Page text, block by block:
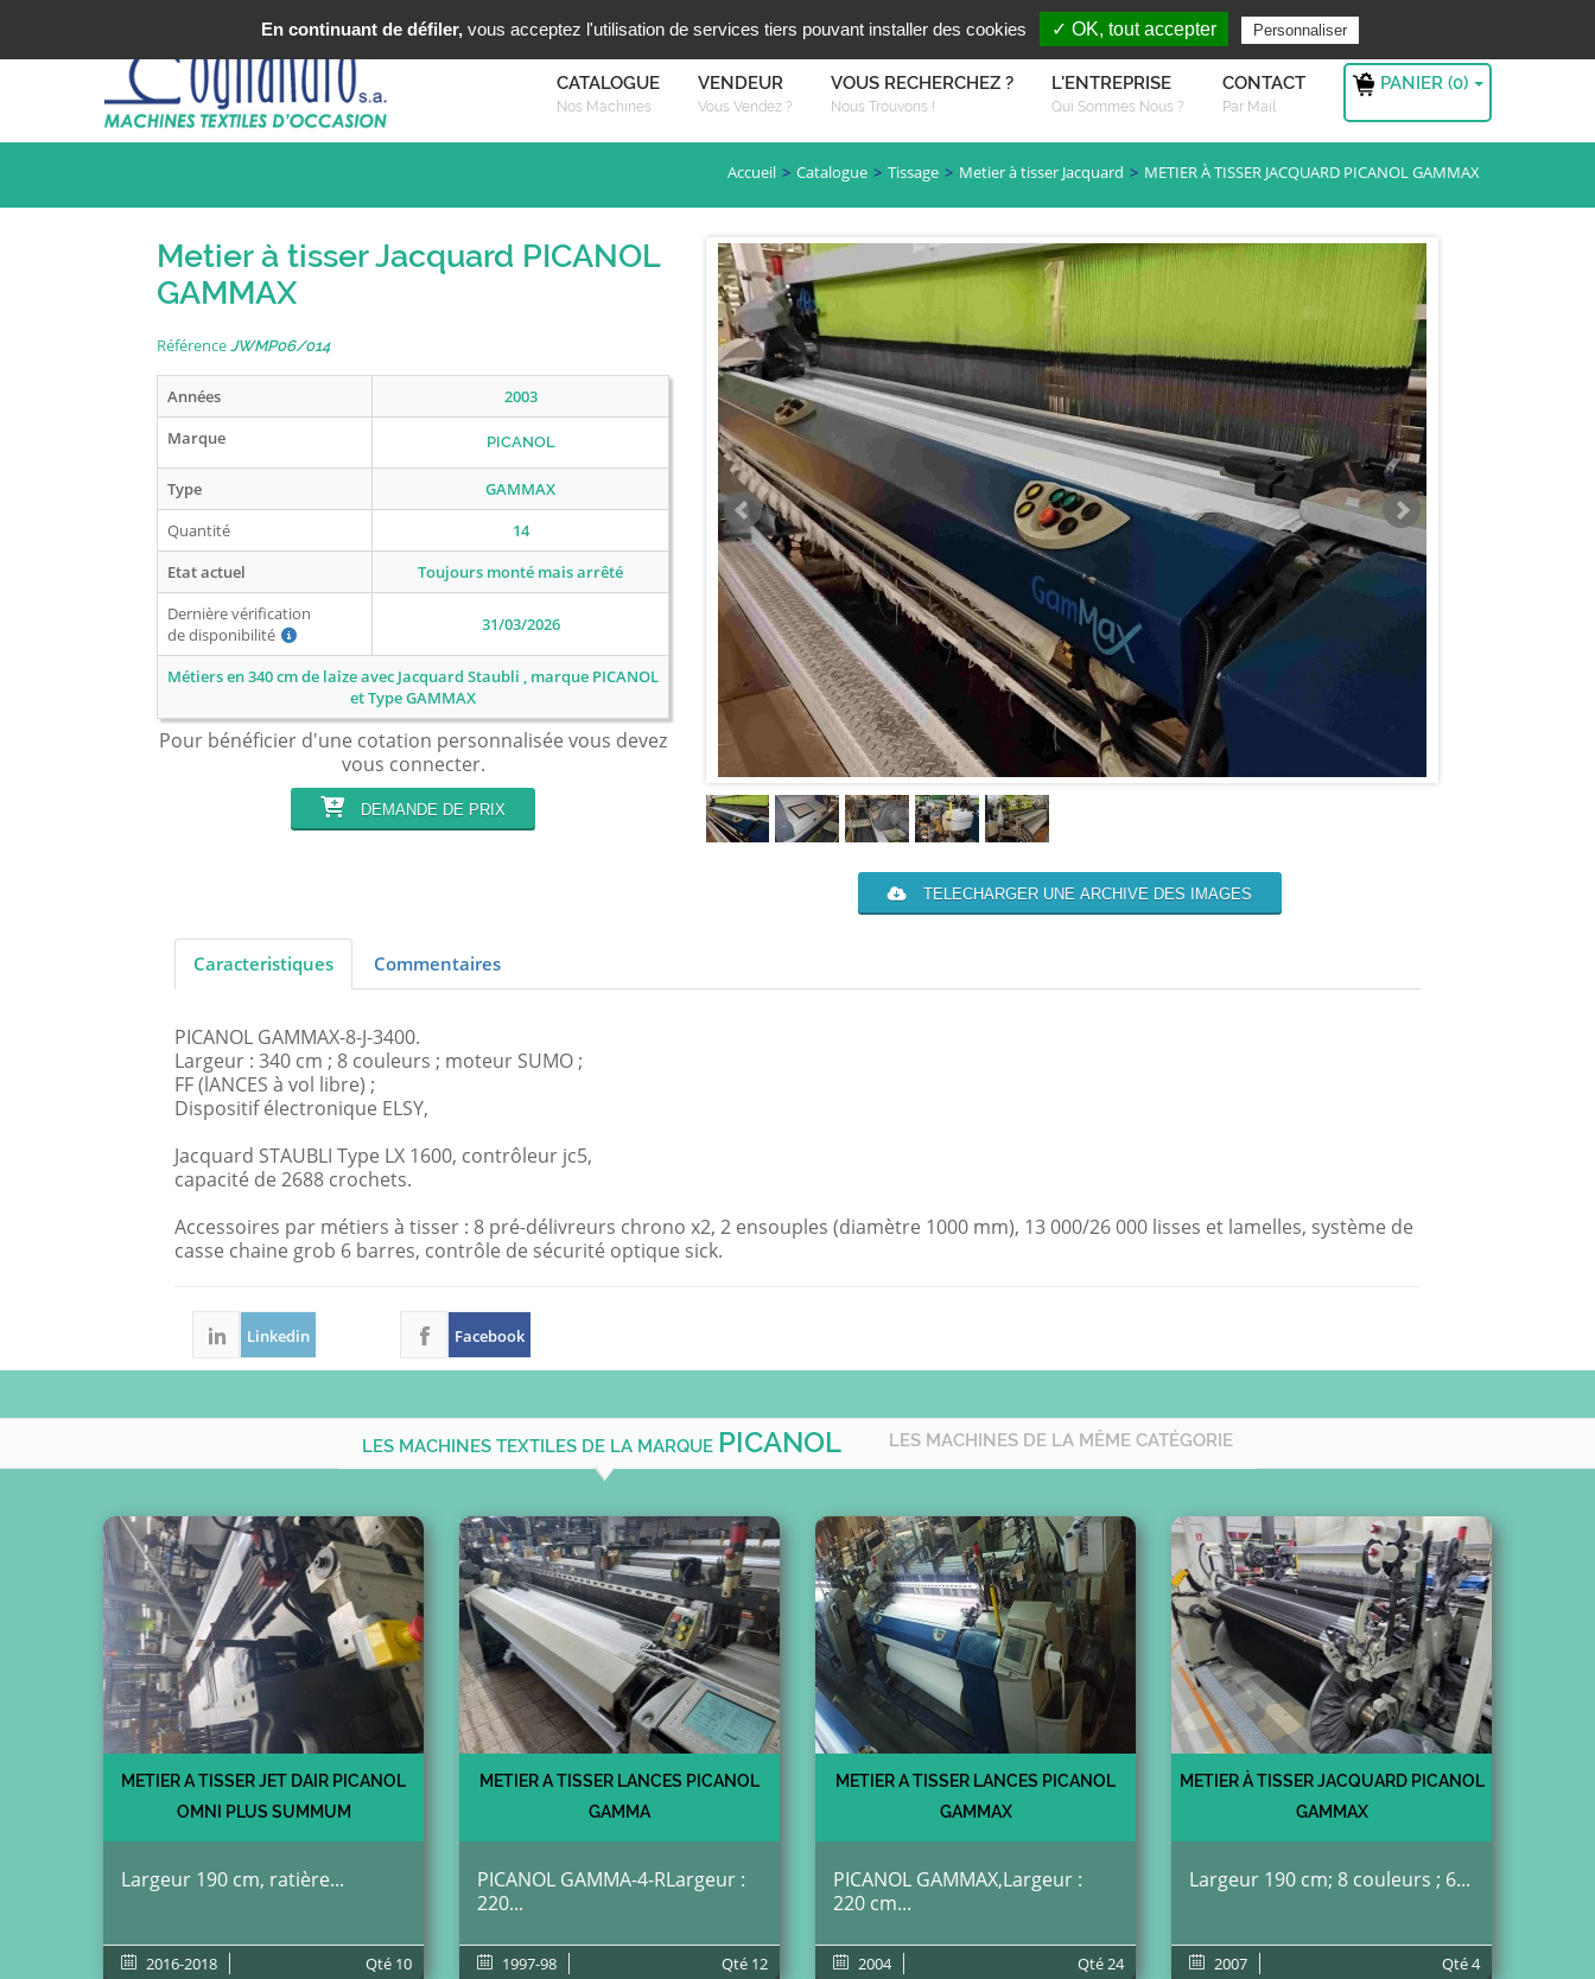
Tel : +33 (0)3 20 25 49 49 S'authentifier
Vous recherchez ?
CATALOGUE
Nos Machines
VENDEUR
Vous Vendez ?
VOUS RECHERCHEZ ?
Nous Trouvons !
L'ENTREPRISE
Qui Sommes Nous ?
CONTACT
Par Mail
PANIER (0)
Accueil Catalogue Tissage Metier à tisser Jacquard METIER À TISSER JACQUARD PICANOL GAMMAX
Metier à tisser Jacquard PICANOL
GAMMAX
Référence JWMP06/014
Années
2003
Marque
PICANOL
Type
GAMMAX
Quantité
14
Etat actuel
Toujours monté mais arrêté
Dernière vérification
de disponibilité
31/03/2026
Métiers en 340 cm de laize avec Jacquard Staubli , marque PICANOL
et Type GAMMAX
Pour bénéficier d'une cotation personnalisée vous devez
vous connecter.
DEMANDE DE PRIX
TELECHARGER UNE ARCHIVE DES IMAGES
Caracteristiques Commentaires
PICANOL GAMMAX-8-J-3400.
Largeur : 340 cm ; 8 couleurs ; moteur SUMO ;
FF (lANCES à vol libre) ;
Dispositif électronique ELSY,
Jacquard STAUBLI Type LX 1600, contrôleur jc5,
capacité de 2688 crochets.
Accessoires par métiers à tisser : 8 pré-délivreurs chrono x2, 2 ensouples (diamètre 1000 mm), 13 000/26 000 lisses et lamelles, système de
casse chaine grob 6 barres, contrôle de sécurité optique sick.
Linkedin Facebook
LES MACHINES TEXTILES DE LA MARQUE PICANOL LES MACHINES DE LA MÊME CATÉGORIE
METIER A TISSER JET DAIR PICANOL
OMNI PLUS SUMMUM
Largeur 190 cm, ratière...
2016-2018 Qté 10
METIER A TISSER LANCES PICANOL
GAMMA
PICANOL GAMMA-4-RLargeur :
220...
1997-98 Qté 12
METIER A TISSER LANCES PICANOL
GAMMAX
PICANOL GAMMAX,Largeur :
220 cm...
2004 Qté24
METIER À TISSER JACQUARD PICANOL
GAMMAX
Largeur 190 cm; 8 couleurs ; 6...
2007 Qté4
En continuant de défiler,vous acceptez l'utilisation de services tiers pouvant installer des cookies ✓ OK, tout accepter Personnaliser